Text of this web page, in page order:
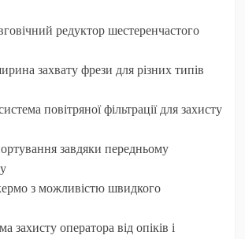
редуктор шестеренчастого
захвату фрези для різних типів
повітряної фільтрації для захисту
завдяки передньому
з можливістю швидкого
захисту оператора від опіків і